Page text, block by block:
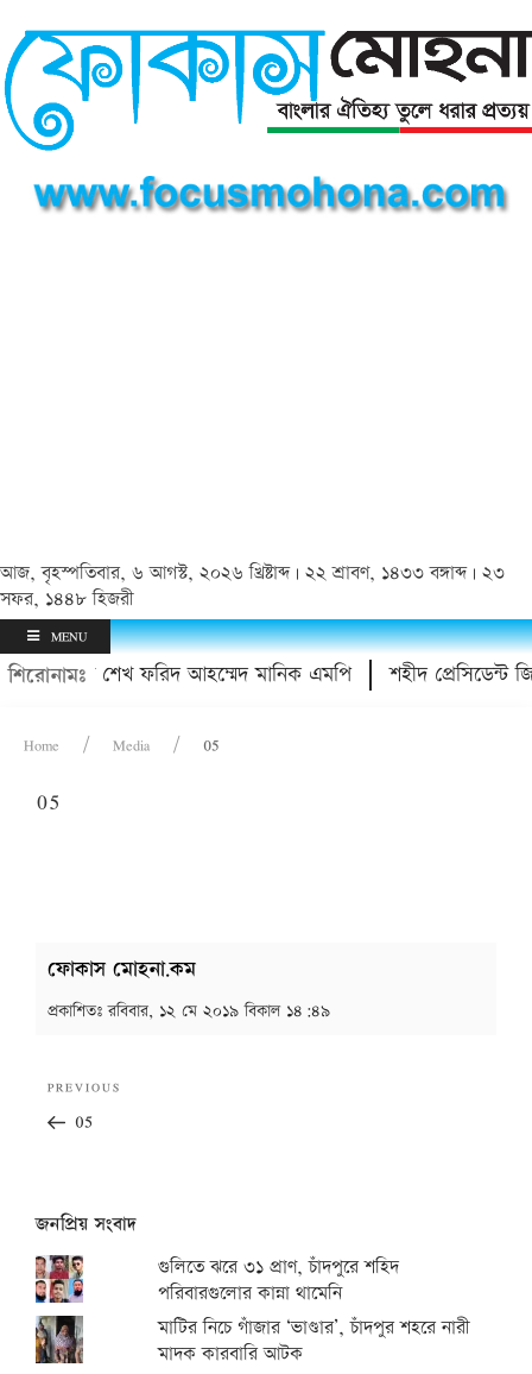
আজ, বৃহস্পতিবার, ৬ আগস্ট, ২০২৬ খ্রিষ্টাব্দ | ২২ শ্রাবণ, ১৪৩৩ বঙ্গাব্দ | ২৩
সফর, ১৪৪৮ হিজরী
MENU
শিরোনামঃ
করলেন শেখ ফরিদ আহম্মেদ মানিক এমপি শহীদ প্রেসিডেন্ট
Home Media 05
05
ফোকাস মোহনা.কম
প্রকাশিতঃরবিবার, ১২ মে ২০১৯ বিকাল ১৪:৪৯
navigation
Previous
Post
PREVIOUS
05
জনপ্রিয় সংবাদ
গুলিতে ঝরে ৩১ প্রাণ, চাঁদপুরে শহিদ
পরিবারগুলোর কান্না থামেনি
মাটির নিচে গাঁজার ‘ভাণ্ডার’, চাঁদপুর শহরে নারী
মাদক কারবারি আটক